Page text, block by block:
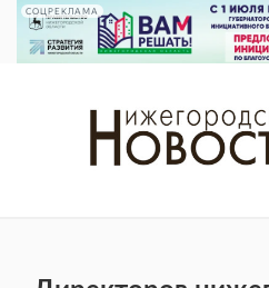
СОЦРЕКЛАМА